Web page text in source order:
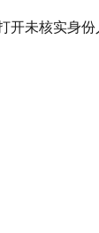
开未核实身